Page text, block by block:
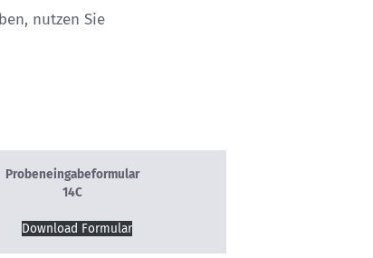
nutzen Sie
Probeneingabeformular
14C
Download Formular